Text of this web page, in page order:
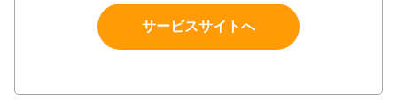
サービスサイトへ